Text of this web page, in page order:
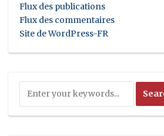
Flux des publications
Flux des commentaires
Site de WordPress-FR